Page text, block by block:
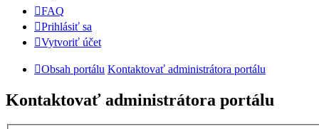
FAQ
Prihlásiť sa
Vytvoriť účet
Obsah portálu Kontaktovať administrátora portálu
Kontaktovať administrátora portálu